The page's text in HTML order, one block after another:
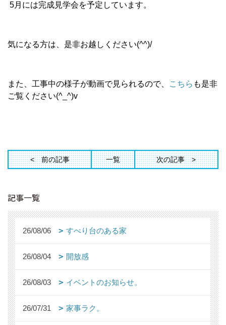
5月には完成見学会を予定しています。
気になる方は、是非お越しください(^^)/
また、工事中の様子が動画で見られるので、 こちら も是非
ご覧ください(^_^)v
前の記事 一覧 次の記事
記事一覧
26/08/06 すべり台のある家
26/08/04 開放感
26/08/03 イベントのお知らせ。
26/07/31 家事ラク。